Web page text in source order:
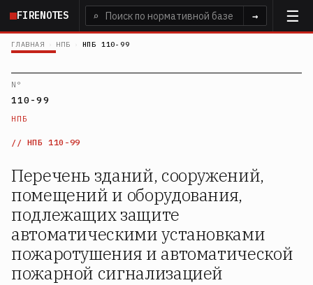
Перейти
основному
FIRENOTES ⌕ →
ГЛАВНАЯ › НПБ › НПБ 110-99
N°
110-99
НПБ
НПБ 110-99
Перечень зданий, сооружений,
помещений и оборудования,
подлежащих защите
автоматическими установками
пожаротушения и автоматической
пожарной сигнализацией